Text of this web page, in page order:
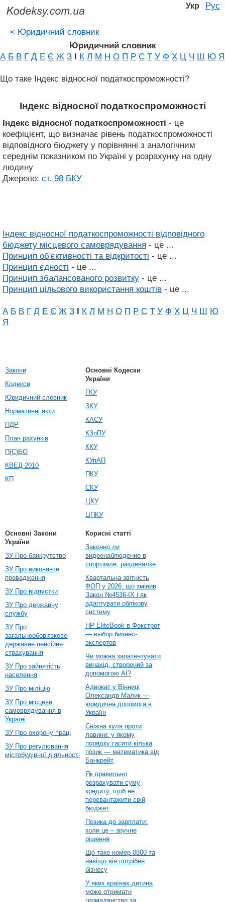
Укр Рус
< Юридичний словник
Юридичний словник
А Б В Г Д Е Є Ж З І К Л М Н О П Р С Т У Ф Х Ц Ч Ш Ю Я
Що таке Індекс відносної податкоспроможності?
Індекс відносної податкоспроможності
Індекс відносної податкоспроможності - це
коефіцієнт, що визначає рівень податкоспроможності
відповідного бюджету у порівнянні з аналогічним
середнім показником по Україні у розрахунку на одну
людину
Джерело: ст. 98 БКУ
Індекс відносної податкоспроможності відповідного
бюджету місцевого самоврядування - це ...
Принцип об'єктивності та відкритості - це ...
Принцип єдності - це ...
Принцип збалансованого розвитку - це ...
Принцип цільового використання коштів - це ...
А Б В Г Д Е Є Ж З І К Л М Н О П Р С Т У Ф Х Ц Ч Ш Ю
Я
Закони
Кодекси
Юридичний словник
Нормативні акти
ПДР
План рахунків
П(С)БО
КВЕД-2010
КП
Основні Кодески
України
ГКУ
ЗКУ
КАСУ
КЗпПУ
ККУ
КУпАП
ПКУ
СКУ
ЦКУ
ЦПКУ
Основні Закони
України
ЗУ Про банкрутство
ЗУ Про виконавче
провадження
ЗУ Про відпустки
ЗУ Про державну
службу
ЗУ Про
загальнообов'язкове
державне пенсійне
страхування
ЗУ Про зайнятість
населення
ЗУ Про міліцію
ЗУ Про місцеве
самоврядування в
Україні
ЗУ Про охорону праці
ЗУ Про регулювання
містобудівної діяльності
Корисні статті
Законно ли
видеонаблюдение в
спортзале, раздевалке
Квартальна звітність
ФОП у 2026: що змінив
Закон №4536-IX і як
адаптувати облікову
систему
HP EliteBook в Фокстрот
— выбор бизнес-
экспертов
Чи можна запатентувати
винахід, створений за
допомогою AI?
Адвокат у Вінниці
Олександр Малик —
юридична допомога в
Україні
Сніжна куля проти
лавини: у якому
порядку гасити кілька
позик — математика від
Банкрейт
Як правильно
розрахувати суму
кредиту, щоб не
перевантажити свій
бюджет
Позика до зарплати:
коли це – зручне
рішення
Що таке номер 0800 та
навіщо він потрібен
бізнесу
У яких країнах дитина
може отримати
громадянство за